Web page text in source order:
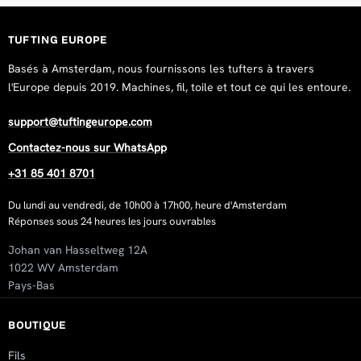
Constantin
Rating: 5/5
The best tufting cloth. Very good material, fast delivery
Primary Tufting Cloth 200x200cm
Anonymous
Snelle levering , goeie kwaliteit cloth 🔥 zeker een aanrader
Tue May 05 2026 13:21:47 GMT+0000 (Coordinated
Primary Tufting Cloth 200x200cm
Pietro Monduzzi
Rating: 5/5
Good
Thu Dec 11 2025 16:11:32 GMT+0000 (Coordinated
Primary Tufting Cloth 200x200cm
BOUTIQUE
Fils
TUFTING EUROPE
Basés à Amsterdam, nous fournissons les tufters à travers
l'Europe depuis 2019. Machines, fil, toile et tout ce qui les entoure.
support@tuftingeurope.com
Contactez-nous sur WhatsApp
+31 85 401 8701
Du lundi au vendredi, de 10h00 à 17h00, heure d'Amsterdam
Réponses sous 24 heures les jours ouvrables
Johan van Hasseltweg 12A
1022 WV Amsterdam
Pays-Bas